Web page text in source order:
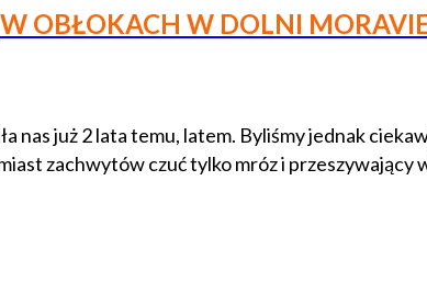
OBŁOKACH W DOLNI
nas już 2 lata temu, latem. Byliśmy jednak
zachwytów czuć tylko mróz i przeszywający